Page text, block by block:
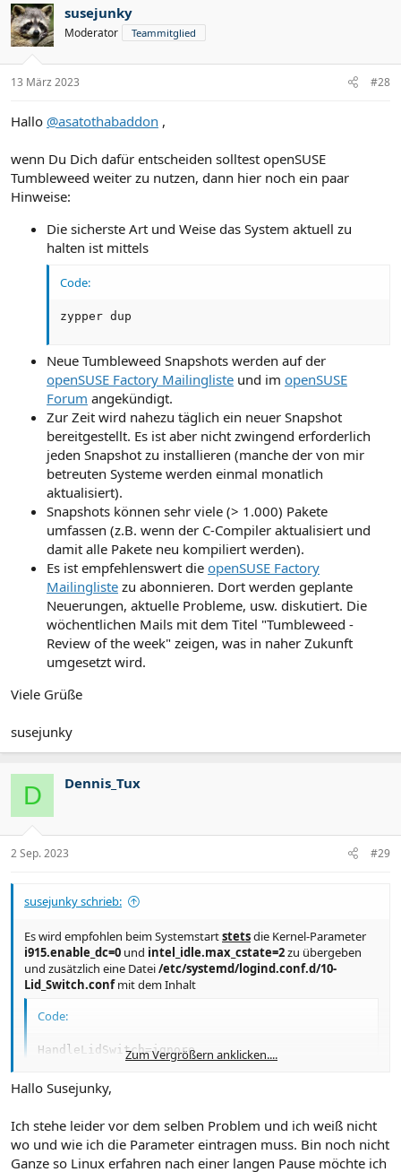
susejunky
Moderator Teammitglied
13 März 2023 #28
Hallo @asatothabaddon ,
wenn Du Dich dafür entscheiden solltest openSUSE
Tumbleweed weiter zu nutzen, dann hier noch ein paar
Hinweise:
Die sicherste Art und Weise das System aktuell zu
halten ist mittels
Code:
zypper dup
Neue Tumbleweed Snapshots werden auf der
openSUSE Factory Mailingliste und im openSUSE
Forum angekündigt.
Zur Zeit wird nahezu täglich ein neuer Snapshot
bereitgestellt. Es ist aber nicht zwingend erforderlich
jeden Snapshot zu installieren (manche der von mir
betreuten Systeme werden einmal monatlich
aktualisiert).
Snapshots können sehr viele (> 1.000) Pakete
umfassen (z.B. wenn der C-Compiler aktualisiert und
damit alle Pakete neu kompiliert werden).
Es ist empfehlenswert die openSUSE Factory
Mailingliste zu abonnieren. Dort werden geplante
Neuerungen, aktuelle Probleme, usw. diskutiert. Die
wöchentlichen Mails mit dem Titel "Tumbleweed -
Review of the week" zeigen, was in naher Zukunft
umgesetzt wird.
Viele Grüße
susejunky
D Dennis_Tux
2 Sep. 2023 #29
susejunky schrieb:
Es wird empfohlen beim Systemstartstetsdie Kernel-Parameter
i915.enable_dc=0 und intel_idle.max_cstate=2zu übergeben
und zusätzlich eine Datei/etc/systemd/logind.conf.d/10-
Lid_Switch.confmit dem Inhalt
Code:
HandleLidSwitch=ignore
HandleLidSwitchExternalPower=ignore
HandleLidSwitchDocked=ignore
anzulegen.
Zum Vergrößern anklicken....
Hallo Susejunky,
Ich stehe leider vor dem selben Problem und ich weiß nicht
wo und wie ich die Parameter eintragen muss. Bin noch nicht
Ganze so Linux erfahren nach einer langen Pause möchte ich